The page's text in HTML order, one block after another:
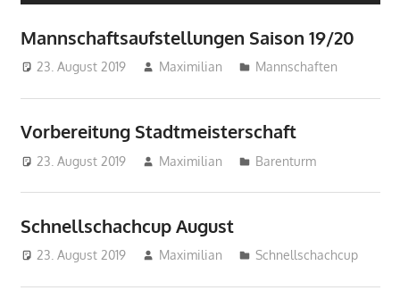
Mannschaftsaufstellungen Saison 19/20
23. August 2019 Maximilian Mannschaften
Vorbereitung Stadtmeisterschaft
23. August 2019 Maximilian Barenturm
Schnellschachcup August
23. August 2019 Maximilian Schnellschachcup